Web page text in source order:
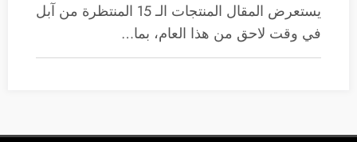
يستعرض المقال المنتجات الـ 15 المنتظرة من آبل
في وقت لاحق من هذا العام، بما…